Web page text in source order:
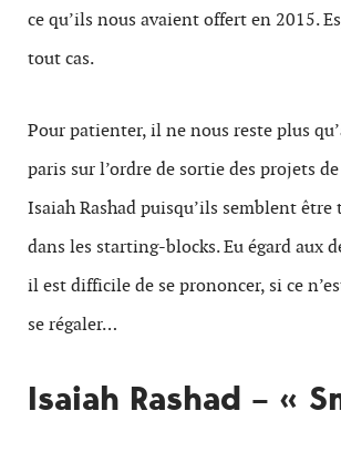
ce qu’ils nous avaient offert en 2015.
tout cas.
Pour patienter, il ne nous reste plus
paris sur l’ordre de sortie des projets
Isaiah Rashad puisqu’ils semblent être
dans les starting-blocks. Eu égard aux
il est difficile de se prononcer, si ce
se régaler…
Isaiah Rashad – «